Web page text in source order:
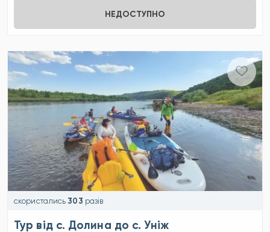
НЕДОСТУПНО
скористались 303 разів
Тур від с. Долина до с. Уніж